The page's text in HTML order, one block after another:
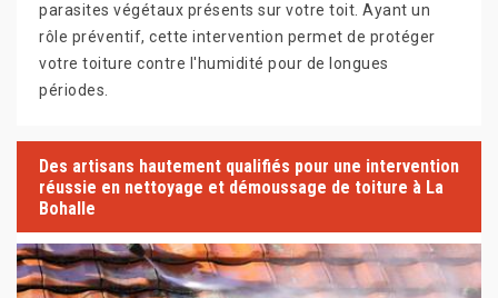
parasites végétaux présents sur votre toit. Ayant un
rôle préventif, cette intervention permet de protéger
votre toiture contre l'humidité pour de longues
périodes.
Des artisans hautement qualifiés pour une intervention
réussie en nettoyage et démoussage de toiture à La
Bohalle